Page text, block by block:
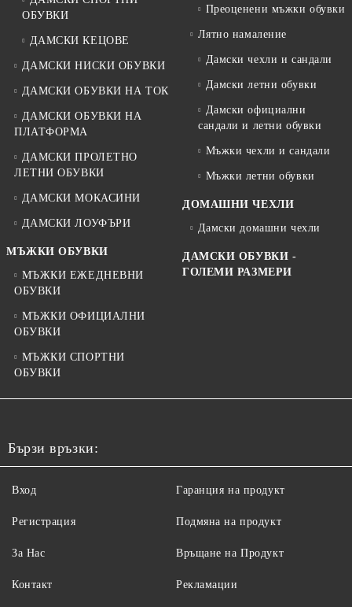
ОБУВКИ
ДАМСКИ КЕЦОВЕ
ДАМСКИ НИСКИ ОБУВКИ
ДАМСКИ ОБУВКИ НА ТОК
ДАМСКИ ОБУВКИ НА
ПЛАТФОРМА
ДАМСКИ ПРОЛЕТНО
ЛЕТНИ ОБУВКИ
ДАМСКИ МОКАСИНИ
ДАМСКИ ЛОУФЪРИ
МЪЖКИ ОБУВКИ
МЪЖКИ ЕЖЕДНЕВНИ
ОБУВКИ
МЪЖКИ ОФИЦИАЛНИ
ОБУВКИ
МЪЖКИ СПОРТНИ
ОБУВКИ
Преоценени мъжки обувки
Лятно намаление
Дамски чехли и сандали
Дамски летни обувки
Дамски официални
сандали и летни обувки
Мъжки чехли и сандали
Мъжки летни обувки
ДОМАШНИ ЧЕХЛИ
Дамски домашни чехли
ДАМСКИ ОБУВКИ -
ГОЛЕМИ РАЗМЕРИ
Бързи връзки:
Вход
Регистрация
За Нас
Контакт
Гаранция на продукт
Подмяна на продукт
Връщане на Продукт
Рекламации